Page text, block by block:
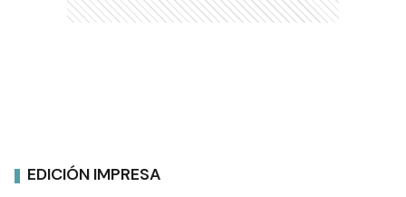
EDICIÓN IMPRESA